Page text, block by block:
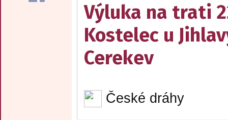
Výluka na trati
Kostelec u
Cerekev
České dráhy